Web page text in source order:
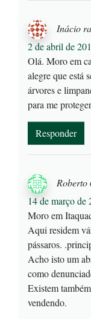
Inácio
2 de abril de
Olá. Moro em
alegre que está
árvores e
para me
Responder
Roberto
14 de março de
Moro em
Aqui residem
pássaros.
Acho isto um
como
Existem
vendendo.